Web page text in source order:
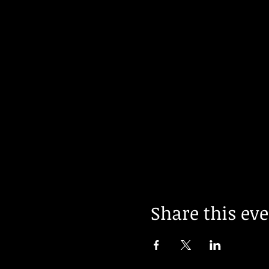
Share this